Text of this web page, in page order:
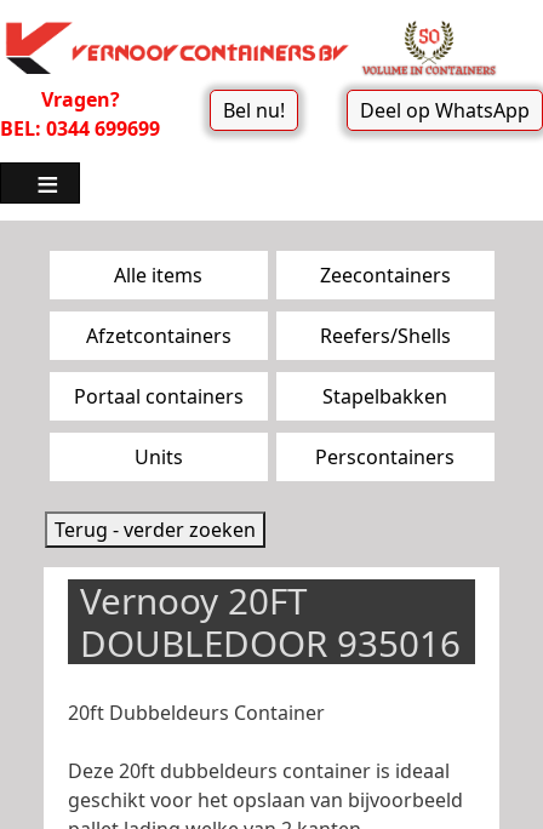
Vragen?
BEL: 0344 699699
Bel nu! Deel op WhatsApp
Zoekpagina menu
Alle items Zeecontainers
Afzetcontainers Reefers/Shells
Portaal containers Stapelbakken
Units Perscontainers
Terug - verder zoeken
Vernooy 20FT
DOUBLEDOOR 935016
20ft Dubbeldeurs Container
Deze 20ft dubbeldeurs container is ideaal
geschikt voor het opslaan van bijvoorbeeld